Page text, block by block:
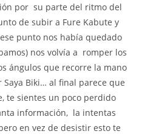
por su parte del ritmo del
de subir a Fure Kabute y
punto nos había quedado
nos volvía a romper los
ángulos que recorre la mano
Biki… al final parece que
te sientes un poco perdido
información, la intentas
en vez de desistir esto te